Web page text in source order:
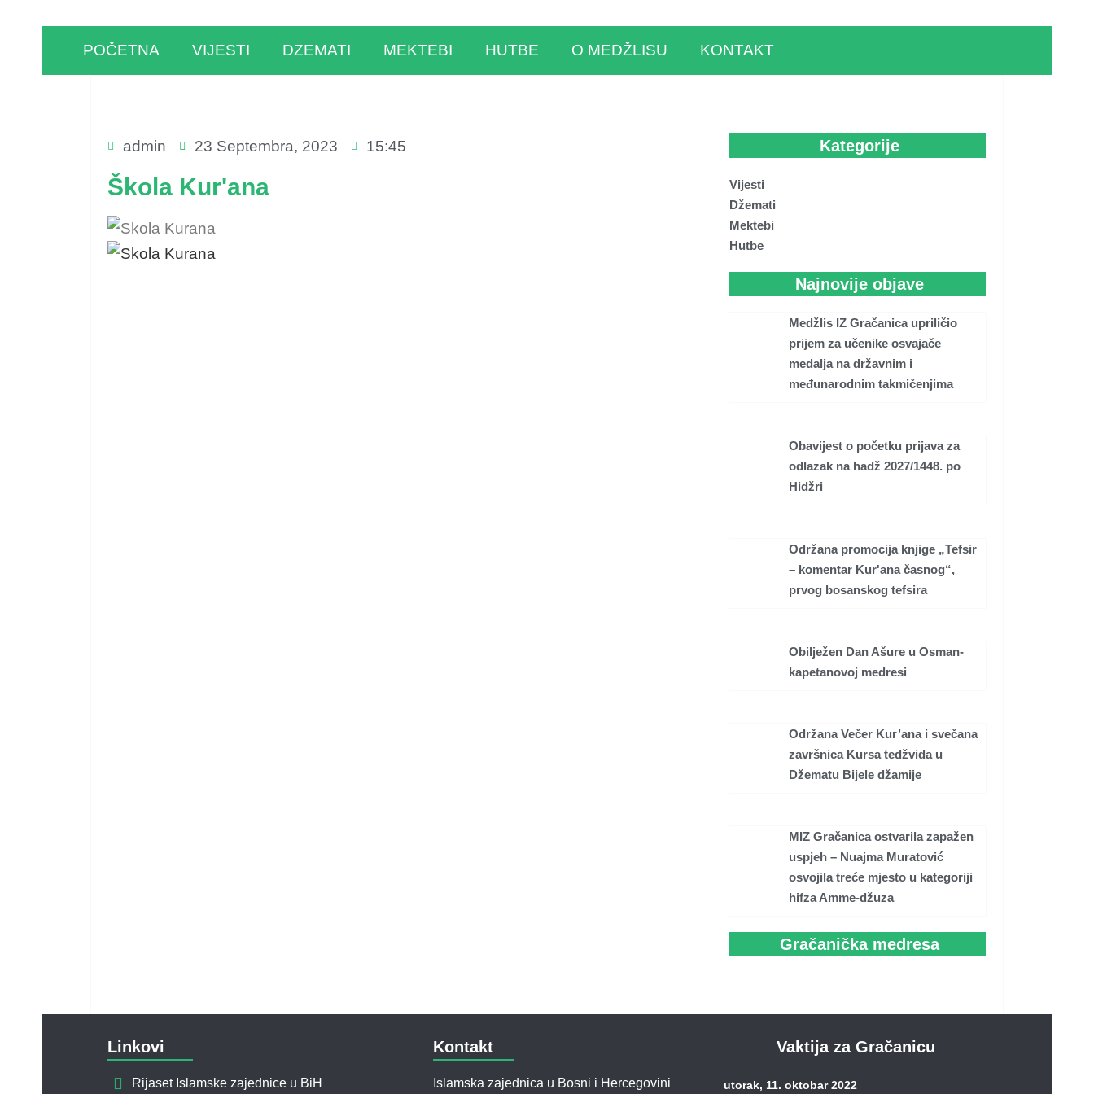
POČETNA VIJESTI DZEMATI MEKTEBI HUTBE O MEDŽLISU KONTAKT
admin 23 Septembra, 2023 15:45
Škola Kur'ana
Kategorije
Vijesti
Džemati
Mektebi
Hutbe
Najnovije objave
Medžlis IZ Gračanica upriličio
prijem za učenike osvajače
medalja na državnim i
međunarodnim takmičenjima
Obavijest o početku prijava za
odlazak na hadž 2027/1448. po
Hidžri
Održana promocija knjige „Tefsir
– komentar Kur'ana časnog“,
prvog bosanskog tefsira
Obilježen Dan Ašure u Osman-
kapetanovoj medresi
Održana Večer Kur’ana i svečana
završnica Kursa tedžvida u
Džematu Bijele džamije
MIZ Gračanica ostvarila zapažen
uspjeh – Nuajma Muratović
osvojila treće mjesto u kategoriji
hifza Amme-džuza
Gračanička medresa
Linkovi
Rijaset Islamske zajednice u BiH
Kontakt
Islamska zajednica u Bosni i Hercegovini
Vaktija za Gračanicu
utorak, 11. oktobar 2022